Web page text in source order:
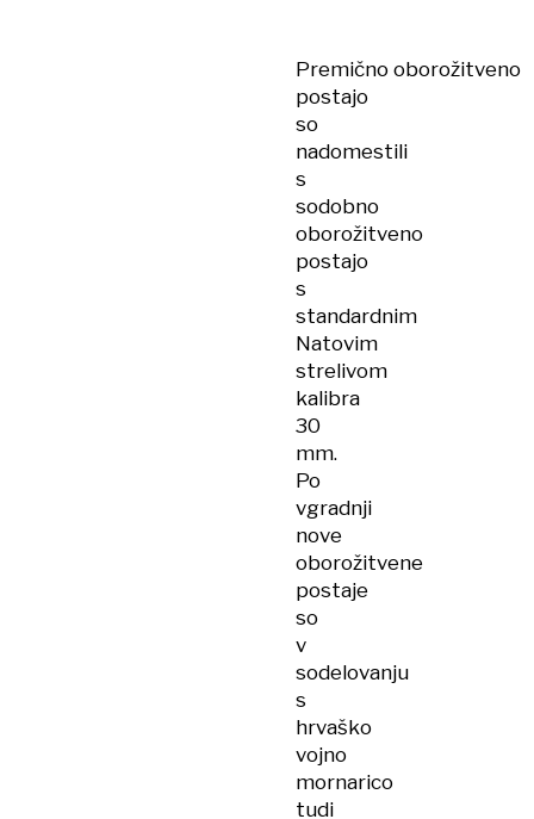
Premično oborožitveno
postajo
so
nadomestili
s
sodobno
oborožitveno
postajo
s
standardnim
Natovim
strelivom
kalibra
30
mm.
Po
vgradnji
nove
oborožitvene
postaje
so
v
sodelovanju
s
hrvaško
vojno
mornarico
tudi